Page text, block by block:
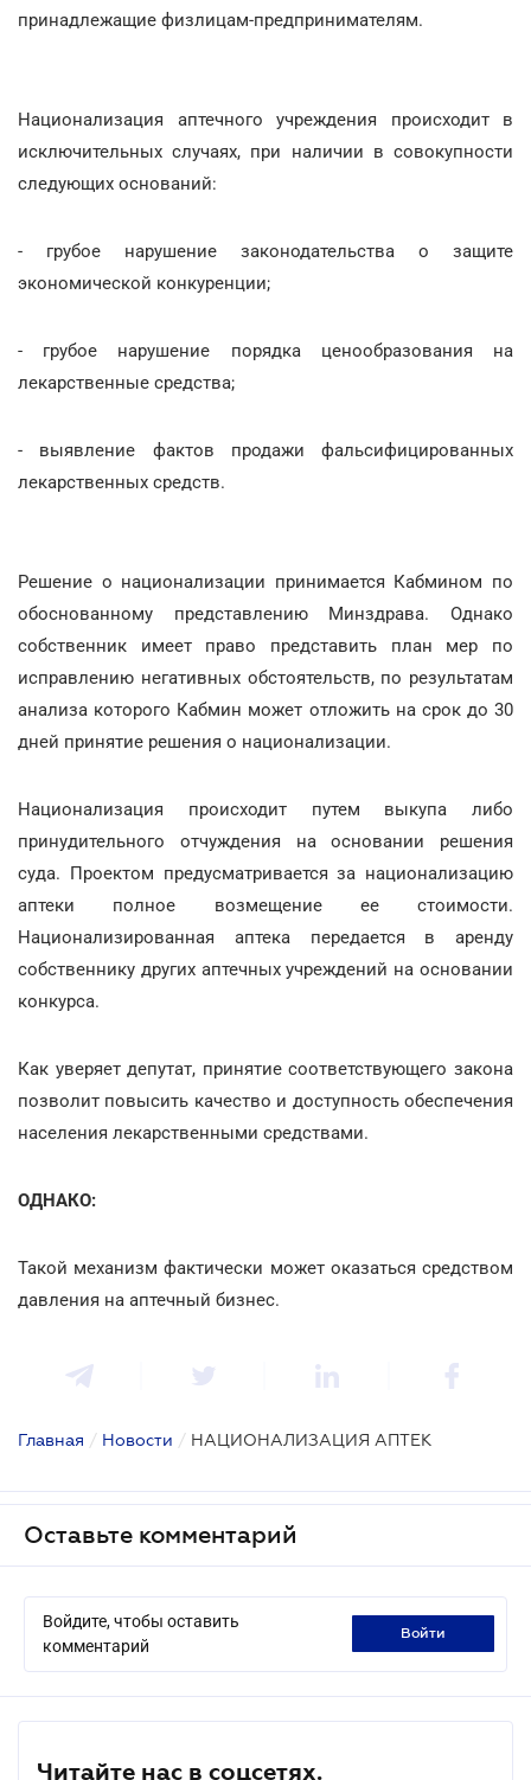
принадлежащие физлицам-предпринимателям.
Национализация аптечного учреждения происходит в
исключительных случаях, при наличии в совокупности
следующих оснований:
- грубое нарушение законодательства о защите
экономической конкуренции;
- грубое нарушение порядка ценообразования на
лекарственные средства;
- выявление фактов продажи фальсифицированных
лекарственных средств.
Решение о национализации принимается Кабмином по
обоснованному представлению Минздрава. Однако
собственник имеет право представить план мер по
исправлению негативных обстоятельств, по результатам
анализа которого Кабмин может отложить на срок до 30
дней принятие решения о национализации.
Национализация происходит путем выкупа либо
принудительного отчуждения на основании решения
суда. Проектом предусматривается за национализацию
аптеки полное возмещение ее стоимости.
Национализированная аптека передается в аренду
собственнику других аптечных учреждений на основании
конкурса.
Как уверяет депутат, принятие соответствующего закона
позволит повысить качество и доступность обеспечения
населения лекарственными средствами.
ОДНАКО:
Такой механизм фактически может оказаться средством
давления на аптечный бизнес.
Главная / Новости / НАЦИОНАЛИЗАЦИЯ АПТЕК
Оставьте комментарий
Войдите, чтобы оставить
комментарий
войти
Читайте нас в соцсетях.